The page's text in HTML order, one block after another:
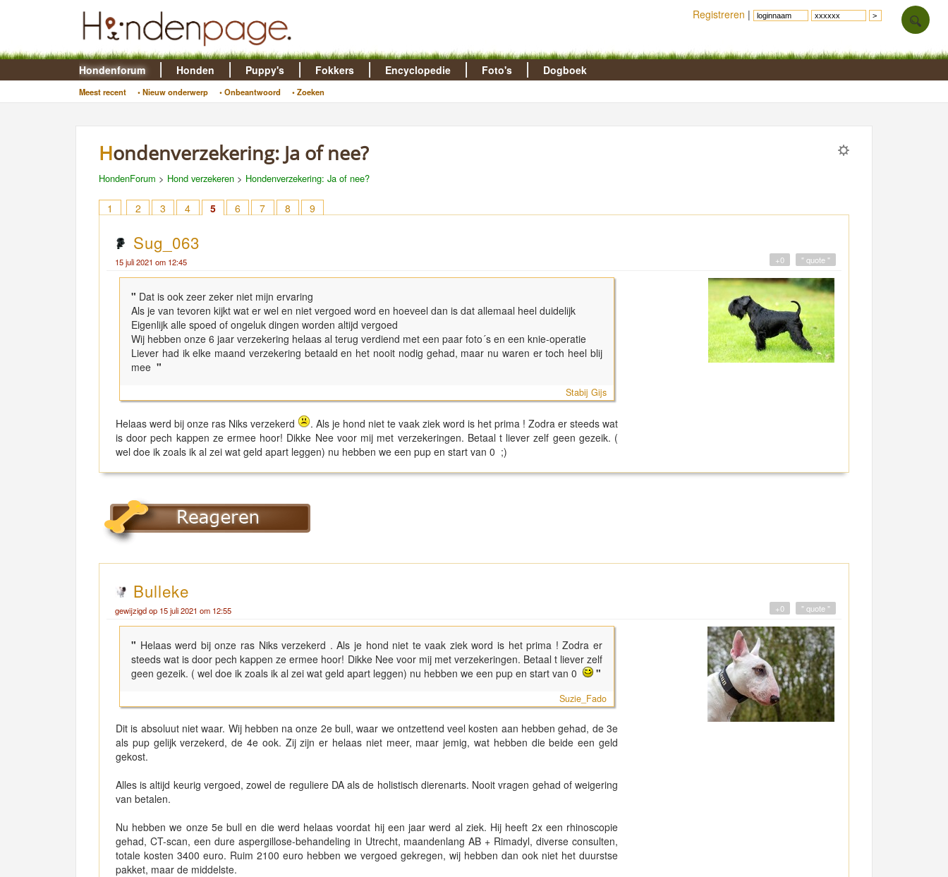
Hondenforum
Meest recent • Nieuw onderwerp • Onbeantwoord • Zoeken
Honden Puppy's Fokkers Encyclopedie Foto's Dogboek
Hondenverzekering: Ja of nee?
HondenForum > Hond verzekeren > Hondenverzekering: Ja of nee?
1 2 3 4 5 6 7 8 9
Sug_063
15 juli 2021 om 12:45 " quote "
+0
" Dat is ook zeer zeker niet mijn ervaring
Als je van tevoren kijkt wat er wel en niet vergoed word en hoeveel dan is dat allemaal heel duidelijk
Eigenlijk alle spoed of ongeluk dingen worden altijd vergoed
Wij hebben onze 6 jaar verzekering helaas al terug verdiend met een paar foto´s en een knie-operatie
Liever had ik elke maand verzekering betaald en het nooit nodig gehad, maar nu waren er toch heel blij
mee "
Stabij Gijs
Helaas werd bij onze ras Niks verzekerd
. Als je hond niet te vaak ziek word is het prima ! Zodra er steeds wat
is door pech kappen ze ermee hoor! Dikke Nee voor mij met verzekeringen. Betaal t liever zelf geen gezeik. (
wel doe ik zoals ik al zei wat geld apart leggen) nu hebben we een pup en start van 0 ;)
Bulleke
gewijzigd op 15 juli 2021 om 12:55 " quote "
+0
" Helaas werd bij onze ras Niks verzekerd . Als je hond niet te vaak ziek word is het prima ! Zodra er
steeds wat is door pech kappen ze ermee hoor! Dikke Nee voor mij met verzekeringen. Betaal t liever zelf
geen gezeik. ( wel doe ik zoals ik al zei wat geld apart leggen) nu hebben we een pup en start van 0
"
Suzie_Fado
Dit is absoluut niet waar. Wij hebben na onze 2e bull, waar we ontzettend veel kosten aan hebben gehad, de 3e
als pup gelijk verzekerd, de 4e ook. Zij zijn er helaas niet meer, maar jemig, wat hebben die beide een geld
gekost.
Alles is altijd keurig vergoed, zowel de reguliere DA als de holistisch dierenarts. Nooit vragen gehad of weigering
van betalen.
Nu hebben we onze 5e bull en die werd helaas voordat hij een jaar werd al ziek. Hij heeft 2x een rhinoscopie
gehad, CT-scan, een dure aspergillose-behandeling in Utrecht, maandenlang AB + Rimadyl, diverse consulten,
totale kosten 3400 euro. Ruim 2100 euro hebben we vergoed gekregen, wij hebben dan ook niet het duurstse
pakket, maar de middelste.
Registreren |